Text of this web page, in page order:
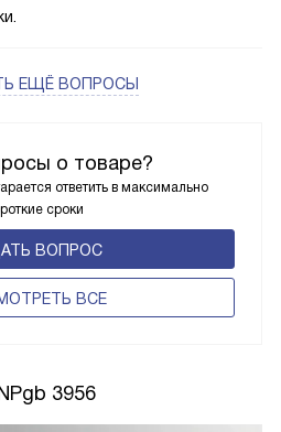
о товаре?
ответить в максимально
сроки
ВОПРОС
ВСЕ
ЕЩЁ ВОПРОСЫ
3956